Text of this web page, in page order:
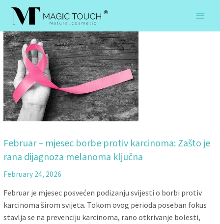
content
Februar – mjesec borbe protiv karcinoma: Zašto je
rana dijagnoza melanoma ključna
February 24, 2026
Februar je mjesec posvećen podizanju svijesti o borbi protiv
karcinoma širom svijeta. Tokom ovog perioda poseban fokus
stavlja se na prevenciju karcinoma, rano otkrivanje bolesti,